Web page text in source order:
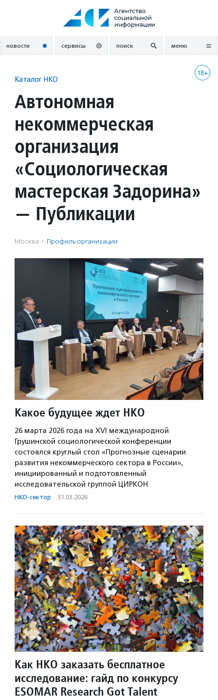
новости сервисы поиск меню
18+
Каталог НКО
Автономная
некоммерческая
организация
«Социологическая
мастерская Задорина»
— Публикации
Москва · Профиль организации
Какое будущее ждет НКО
26 марта 2026 года на XVI международной
Грушинской социологической конференции
состоялся круглый стол «Прогнозные сценарии
развития некоммерческого сектора в России»,
инициированный и подготовленный
исследовательской группой ЦИРКОН.
НКО-сектор · 31.03.2026
Как НКО заказать бесплатное
исследование: гайд по конкурсу
ESOMAR Research Got Talent